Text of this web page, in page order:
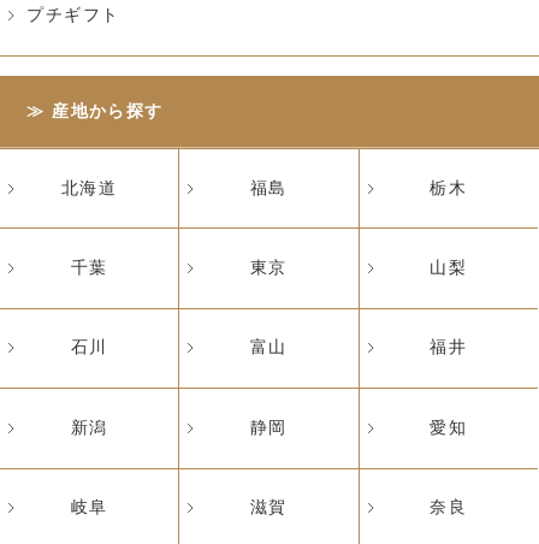
プチギフト
産地から探す
北海道 福島 栃木
千葉 東京 山梨
石川 富山 福井
新潟 静岡 愛知
岐阜 滋賀 奈良